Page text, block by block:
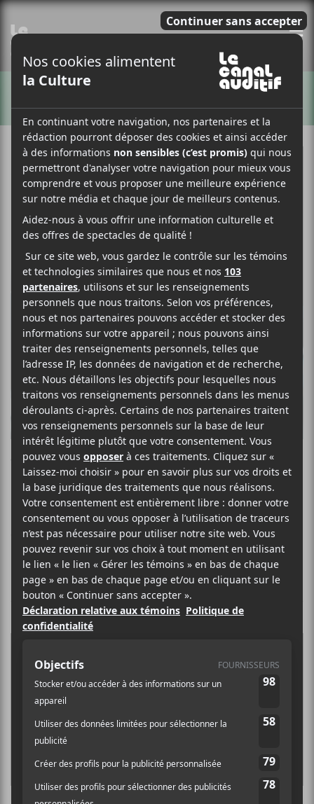
Vinu-Vinu
Crédit photo:Bandcamp
NOUVELLES